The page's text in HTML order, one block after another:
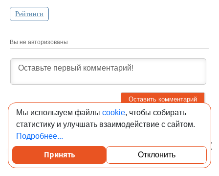
Рейтинги
Вы не авторизованы
Войдите, чтобы комментировать:
0 комментариев
Посмотреть каталог проверенных квартир
Мы используем файлы cookie, чтобы собирать
статистику и улучшать взаимодействие с сайтом.
Подробнее...
Принять Отклонить